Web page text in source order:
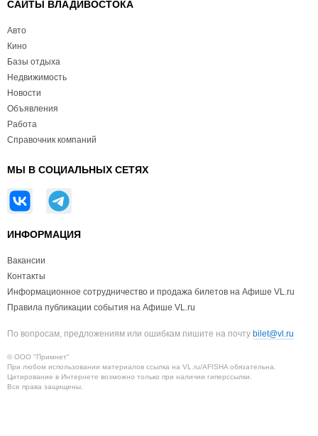
САЙТЫ ВЛАДИВОСТОКА
Авто
Кино
Базы отдыха
Недвижимость
Новости
Объявления
Работа
Справочник компаний
МЫ В СОЦИАЛЬНЫХ СЕТЯХ
ИНФОРМАЦИЯ
Вакансии
Контакты
Информационное сотрудничество и продажа билетов на Афише VL.ru
Правила публикации события на Афише VL.ru
По вопросам, предложениям или ошибкам пишите на почту bilet@vl.ru
© ООО "Примнет"
При любом использовании материалов ссылка на VL.ru/AFISHA обязательна.
Цитирование в Интернете возможно только при наличии гиперссылки.
Все права защищены.